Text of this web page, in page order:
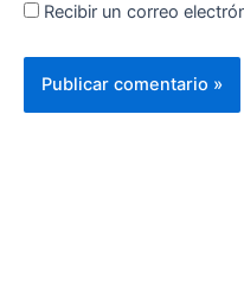
Recibir un correo